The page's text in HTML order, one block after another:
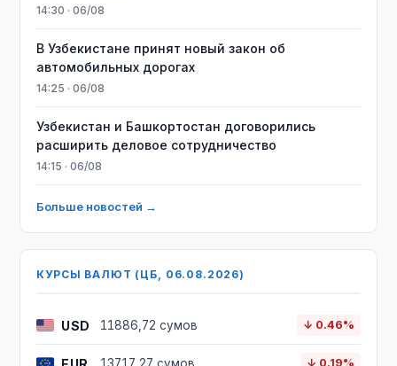
14:30 · 06/08
В Узбекистане принят новый закон об
автомобильных дорогах
14:25 · 06/08
Узбекистан и Башкортостан договорились
расширить деловое сотрудничество
14:15 · 06/08
Больше новостей →
КУРСЫ ВАЛЮТ (ЦБ, 06.08.2026)
USD 11886,72 сумов ↓ 0.46%
↓ 0.19%